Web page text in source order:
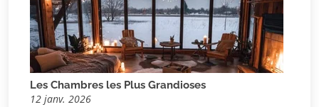
Les Chambres les Plus Grandioses
12 janv. 2026